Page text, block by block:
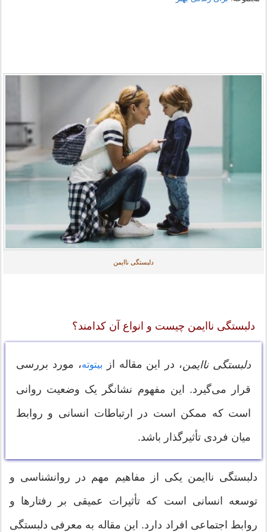
دلبستگی ناایمن
دلبستگی ناایمن چیست و انواع آن کدامند؟
دلبستگی ناایمن، در این مقاله از بیتوته، مورد بررسی
قرار می‌گیرد. این مفهوم نشانگر یک وضعیت روانی
است که ممکن است در ارتباطات انسانی و روابط
میان فردی تأثیرگذار باشد.
دلبستگی ناایمن یکی از مفاهیم مهم در روانشناسی و
توسعه انسانی است که تأثیرات عمیقی بر رفتارها و
روابط اجتماعی افراد دارد. این مقاله به معرفی دلبستگی